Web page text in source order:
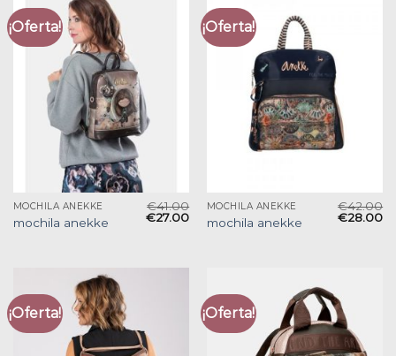
¡Oferta!
MOCHILA ANEKKE
mochila anekke
€41.00
€27.00
¡Oferta!
MOCHILA ANEKKE
mochila anekke
€42.00
€28.00
¡Oferta! ¡Oferta!